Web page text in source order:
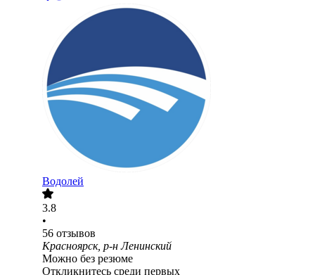
Водолей
3.8
•
56 отзывов
Красноярск, р-н Ленинский
Можно без резюме
Откликнитесь среди первых